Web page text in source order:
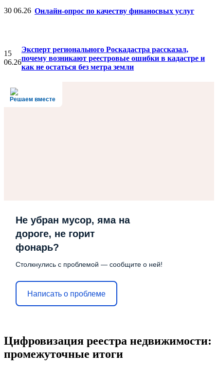
30 06.26 Онлайн-опрос по качеству финаносвых услуг
15
06.26
Эксперт регионального Роскадастра рассказал,
почему возникают реестровые ошибки в кадастре и
как не остаться без метра земли
Решаем вместе
Не убран мусор, яма на
дороге, не горит
фонарь?
Столкнулись с проблемой — сообщите о ней!
Написать о проблеме
Цифровизация реестра недвижимости:
промежуточные итоги